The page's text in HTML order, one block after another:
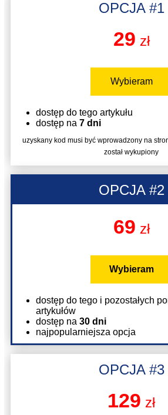
OPCJA #1
29 zł
Wybieram
dostęp do tego artykułu
dostęp na 7 dni
uzyskany kod musi być wprowadzony na
został wykupiony
OPCJA #2
69 zł
Wybieram
dostęp do tego i pozostałych
artykułów
dostęp na 30 dni
najpopularniejsza opcja
OPCJA #3
129 zł